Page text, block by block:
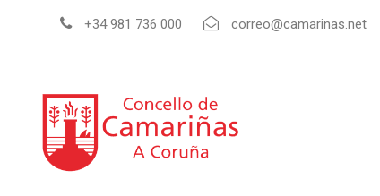
+34 981 736 000 correo@camarinas.net